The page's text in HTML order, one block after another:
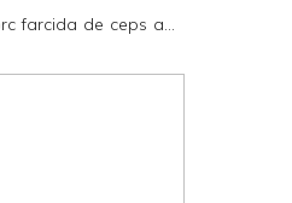
farcida de ceps a...